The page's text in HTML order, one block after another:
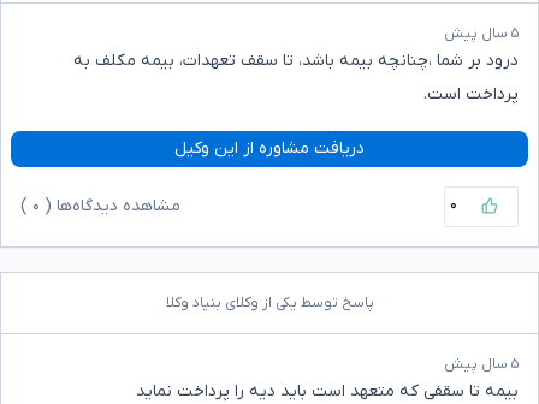
۵ سال پیش
درود بر شما ،چنانچه بیمه باشد، تا سقف تعهدات، بیمه مکلف به
پرداخت است.
دریافت مشاوره از این وکیل
۰ مشاهده دیدگاه‌ها ( ۰
پاسخ توسط یکی از وکلای بنیاد وکلا
۵ سال پیش
بیمه تا سقفی که متعهد است باید دیه را پرداخت نماید